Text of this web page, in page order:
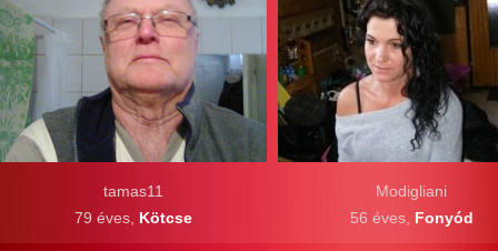
Modigliani
56 éves, Fonyód
tamas11
79 éves, Kötcse